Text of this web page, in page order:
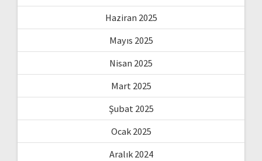
Haziran 2025
Mayıs 2025
Nisan 2025
Mart 2025
Şubat 2025
Ocak 2025
Aralık 2024